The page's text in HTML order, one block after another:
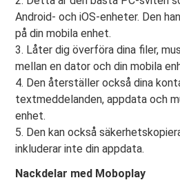
Android- och iOS-enheter. Den
på din mobila enhet.
3. Låter dig överföra dina filer,
mellan en dator och din mobila
4. Den återställer också dina
textmeddelanden, appdata och
enhet.
5. Den kan också
inkluderar inte din appdata.
Nackdelar med Moboplay